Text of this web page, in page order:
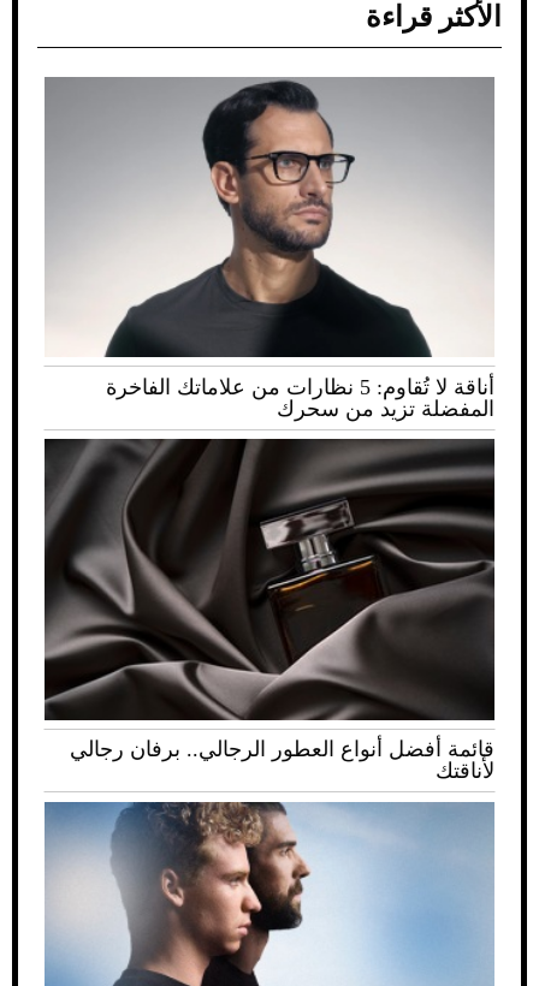
الأكثر قراءة
أناقة لا تُقاوم: 5 نظارات من علاماتك الفاخرة
المفضلة تزيد من سحرك
قائمة أفضل أنواع العطور الرجالي.. برفان رجالي
لأناقتك